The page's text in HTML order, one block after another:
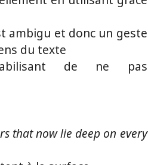
ambigu et donc un geste
du texte
de ne pas
that now lie deep on every